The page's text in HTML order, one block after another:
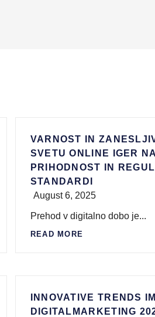
VARNOST IN
SVETU ONLINE IGER
PRIHODNOST IN
STANDARDI
August 6, 2025
Prehod v digitalno dobo je...
READ MORE
INNOVATIVE TRENDS IM
DIGITALMARKETING